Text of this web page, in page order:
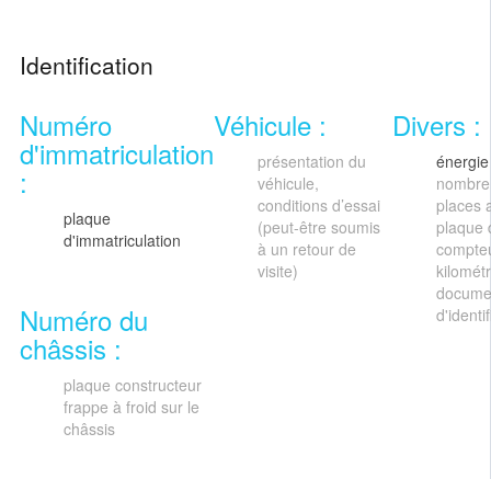
Identification
Numéro
d'immatriculation
:
plaque
d'immatriculation
Numéro du
châssis :
plaque constructeur
frappe à froid sur le
châssis
Véhicule :
présentation du
véhicule,
conditions d’essai
(peut-être soumis
à un retour de
visite)
Divers :
places
plaque